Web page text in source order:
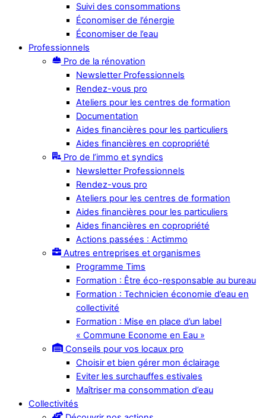
Suivi des consommations
Économiser de l’énergie
Économiser de l’eau
Professionnels
Pro de la rénovation
Newsletter Professionnels
Rendez-vous pro
Ateliers pour les centres de formation
Documentation
Aides financières pour les particuliers
Aides financières en copropriété
Pro de l’immo et syndics
Newsletter Professionnels
Rendez-vous pro
Ateliers pour les centres de formation
Aides financières pour les particuliers
Aides financières en copropriété
Actions passées : Actimmo
Autres entreprises et organismes
Programme Tims
Formation : Être éco-responsable au bureau
Formation : Technicien économie d’eau en
collectivité
Formation : Mise en place d’un label
« Commune Econome en Eau »
Conseils pour vos locaux pro
Choisir et bien gérer mon éclairage
Eviter les surchauffes estivales
Maîtriser ma consommation d’eau
Collectivités